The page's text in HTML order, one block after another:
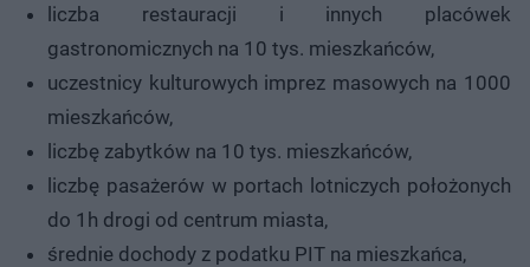
liczba restauracji i innych placówek
gastronomicznych na 10 tys. mieszkańców,
uczestnicy kulturowych imprez masowych na 1000
mieszkańców,
liczbę zabytków na 10 tys. mieszkańców,
liczbę pasażerów w portach lotniczych położonych
do 1h drogi od centrum miasta,
średnie dochody z podatku PIT na mieszkańca,